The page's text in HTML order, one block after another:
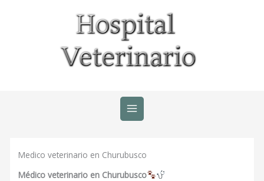
Medico veterinario en Churubusco
Médico veterinario en Churubusco